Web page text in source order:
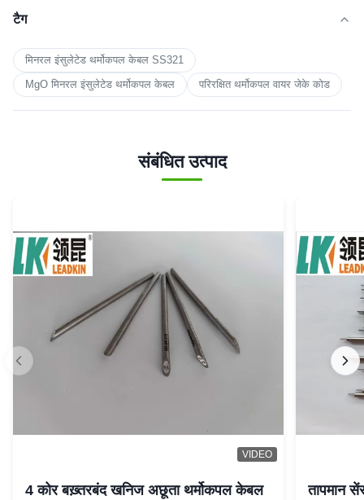
टैग
मिनरल इंसुलेटेड थर्मोकपल केबल SS321
MgO मिनरल इंसुलेटेड थर्मोकपल केबल
परिरक्षित थर्मोकपल वायर जेके कोड
संबंधित उत्पाद
VIDEO
4 कोर बख़्तरबंद खनिज अछूता थर्मोकपल केबल
तापमान